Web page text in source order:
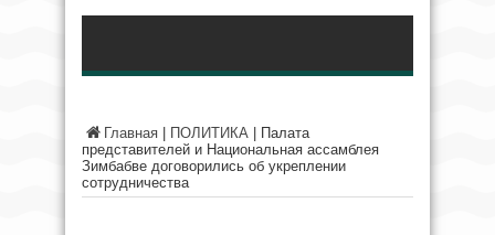
Главная ПОЛИТИКА
Палата
представителей и Национальная ассамблея
Зимбабве договорились об укреплении
сотрудничества